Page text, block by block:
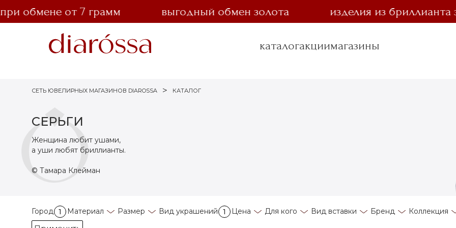
обмене от 7 грамм выгодный обмен золота изделия из бриллианта
каталогакциимагазины
СЕТЬ ЮВЕЛИРНЫХ МАГАЗИНОВ DIAROSSA КАТАЛОГ
СЕРЬГИ
Женщина любит ушами,
а уши любят бриллианты.
© Тамара Клейман
Город 1 Материал Размер Вид украшений 1 Цена Для кого Вид вставки Бренд Коллекция